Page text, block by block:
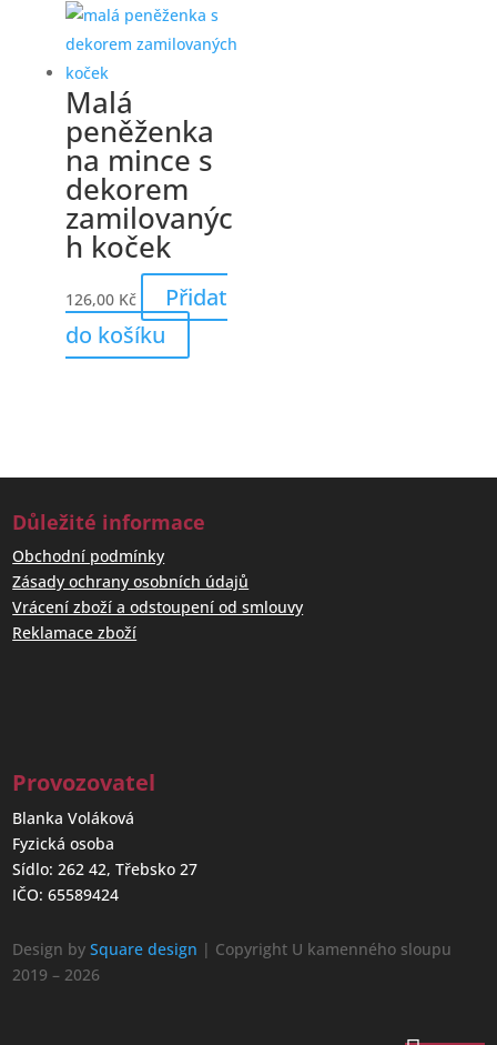
Malá
peněženka
na mince s
dekorem
zamilovanýc
h koček
126,00 Kč
Přidat
do košíku
Důležité informace
Obchodní podmínky
Zásady ochrany osobních údajů
Vrácení zboží a odstoupení od smlouvy
Reklamace zboží
Provozovatel
Blanka Voláková
Fyzická osoba
Sídlo: 262 42, Třebsko 27
IČO: 65589424
Design bySquare design | Copyright U kamenného sloupu
2019 – 2026